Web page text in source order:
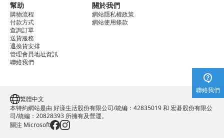
幫助
購物流程
付款方式
查詢訂單
送貨服務
退換貨安排
管理會員地址資訊
聯絡我們
關於我們
網站隱私權政策
網站使用條款
繁體中文
本特約網站是由 好漾生活股份有限公司/統編：42835019 和 宏碁股份有限公
司/統編：20828393 所擁有及營運。
關注 Microsoft
聯絡我們